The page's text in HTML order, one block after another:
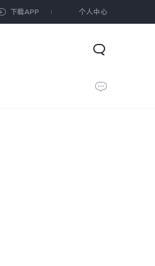
下载APP 个人中心